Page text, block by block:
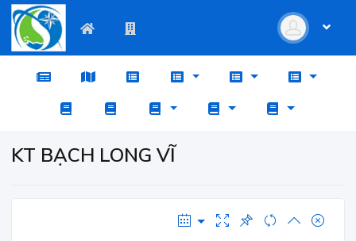
KT BẠCH LONG VĨ